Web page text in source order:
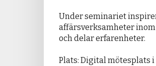
Under seminariet
affärsverksamheter
och delar erfarenheter.
Plats: Digital mötesplats i